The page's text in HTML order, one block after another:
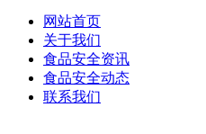
网站首页
关于我们
食品安全资讯
食品安全动态
联系我们